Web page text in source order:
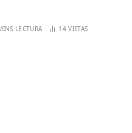
LECTURA 14VISTAS